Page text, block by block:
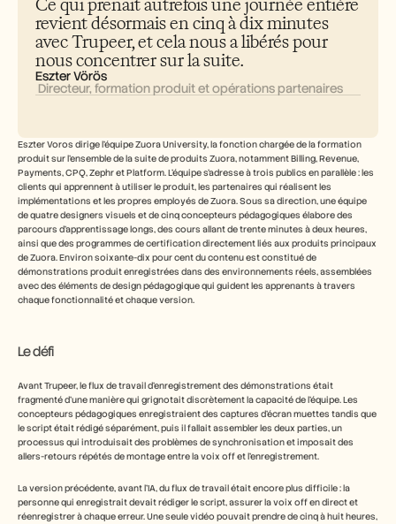
revient désormais en cinq à dix minutes
avec Trupeer, et cela nous a libérés pour
nous concentrer sur la suite.
Eszter Vörös
Directeur, formation produit et opérations partenaires
Eszter Voros dirige l’équipe Zuora University, la fonction chargée de la formation
produit sur l’ensemble de la suite de produits Zuora, notamment Billing, Revenue,
Payments, CPQ, Zephr et Platform. L’équipe s’adresse à trois publics en parallèle : les
clients qui apprennent à utiliser le produit, les partenaires qui réalisent les
implémentations et les propres employés de Zuora. Sous sa direction, une équipe
de quatre designers visuels et de cinq concepteurs pédagogiques élabore des
parcours d’apprentissage longs, des cours allant de trente minutes à deux heures,
ainsi que des programmes de certification directement liés aux produits principaux
de Zuora. Environ soixante-dix pour cent du contenu est constitué de
démonstrations produit enregistrées dans des environnements réels, assemblées
avec des éléments de design pédagogique qui guident les apprenants à travers
chaque fonctionnalité et chaque version.
Le défi
Avant Trupeer, le flux de travail d’enregistrement des démonstrations était
fragmenté d’une manière qui grignotait discrètement la capacité de l’équipe. Les
concepteurs pédagogiques enregistraient des captures d’écran muettes tandis que
le script était rédigé séparément, puis il fallait assembler les deux parties, un
processus qui introduisait des problèmes de synchronisation et imposait des
allers-retours répétés de montage entre la voix off et l’enregistrement.
La version précédente, avant l’IA, du flux de travail était encore plus difficile : la
personne qui enregistrait devait rédiger le script, assurer la voix off en direct et
réenregistrer à chaque erreur. Une seule vidéo pouvait prendre de cinq à huit heures,